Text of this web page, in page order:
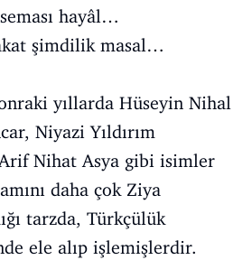
hayâl…
şimdilik masal…
yıllarda Hüseyin Nihal
Niyazi Yıldırım
Nihat Asya gibi isimler
daha çok Ziya
tarzda, Türkçülük
ele alıp işlemişlerdir.